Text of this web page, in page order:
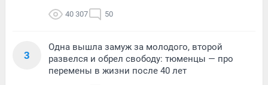
40 307 50
3
Одна вышла замуж за молодого, второй
развелся и обрел свободу: тюменцы — про
перемены в жизни после 40 лет